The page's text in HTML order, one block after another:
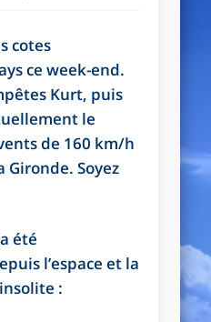
cotes
ce week-end.
Kurt, puis
le
de 160 km/h
Gironde. Soyez
été
l’espace et la
: